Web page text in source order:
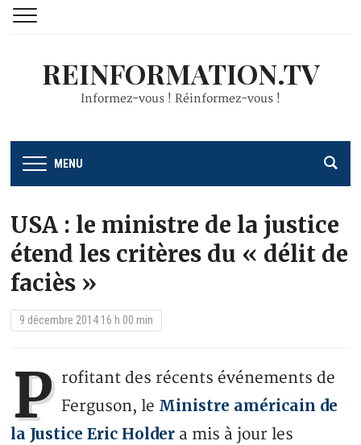
REINFORMATION.TV
Informez-vous ! Réinformez-vous !
MENU
USA : le ministre de la justice
étend les critères du « délit de
faciès »
9 décembre 2014 16 h 00 min
P rofitant des récents événements de
Ferguson, le Ministre américain de
la Justice Eric Holder a mis à jour les